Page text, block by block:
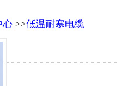
心 >>低温耐寒电缆